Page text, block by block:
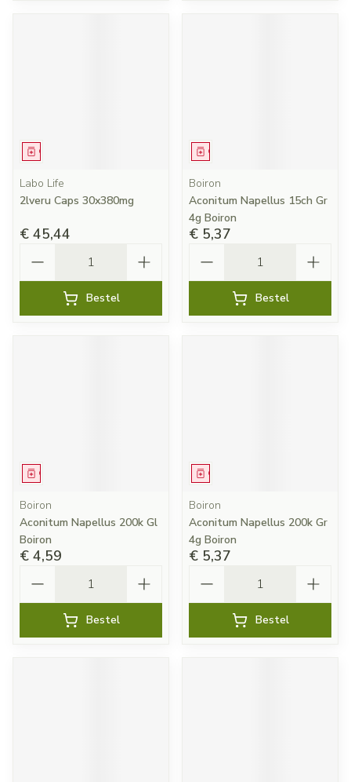
Geneesmiddel
Labo Life
2lveru Caps 30x380mg
€ 45,44
Bestel
Geneesmiddel
Boiron
Aconitum Napellus 15ch Gr
4g Boiron
€ 5,37
Bestel
Geneesmiddel
Boiron
Aconitum Napellus 200k Gl
Boiron
€ 4,59
Bestel
Geneesmiddel
Boiron
Aconitum Napellus 200k Gr
4g Boiron
€ 5,37
Bestel